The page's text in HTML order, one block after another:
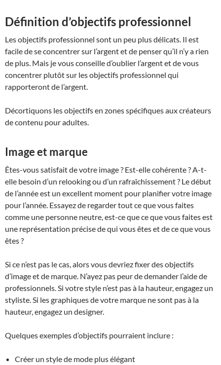
Définition d’objectifs professionnel
Les objectifs professionnel sont un peu plus délicats. Il est
facile de se concentrer sur l’argent et de penser qu’il n’y a rien
de plus. Mais je vous conseille d’oublier l’argent et de vous
concentrer plutôt sur les objectifs professionnel qui
rapporteront de l’argent.
Décortiquons les objectifs en zones spécifiques aux créateurs
de contenu pour adultes.
Image et marque
Êtes-vous satisfait de votre image ? Est-elle cohérente ? A-t-
elle besoin d’un relooking ou d’un rafraîchissement ? Le début
de l’année est un excellent moment pour planifier votre image
pour l’année. Essayez de regarder tout ce que vous faites
comme une personne neutre, est-ce que ce que vous faites est
une représentation précise de qui vous êtes et de ce que vous
êtes ?
Si ce n’est pas le cas, alors vous devriez fixer des objectifs
d’image et de marque. N’ayez pas peur de demander l’aide de
professionnels. Si votre style n’est pas à la hauteur, engagez un
styliste. Si les graphiques de votre marque ne sont pas à la
hauteur, engagez un designer.
Quelques exemples d’objectifs pourraient inclure :
Créer un style de mode plus élégant